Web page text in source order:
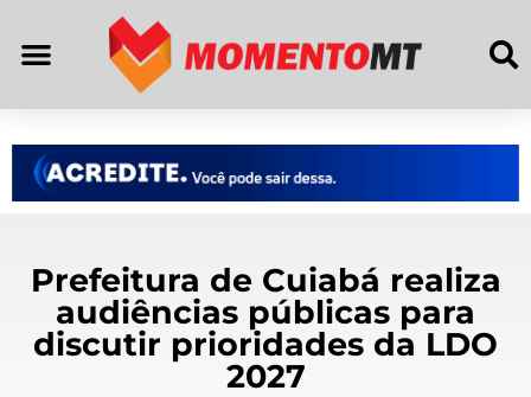
Prefeitura de Cuiabá realiza
audiências públicas para
discutir prioridades da LDO
2027